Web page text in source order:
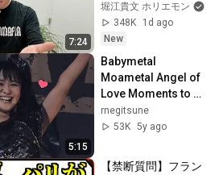
7:24
いて解説します
堀江貴文 ホリエモン
348K
1d ago
New
5:15
Babymetal
Moametal Angel of
Love Moments to
Drag You through
the Rest of the Year
rnegitsune
53K 5y ago
【禁断質問】フラン